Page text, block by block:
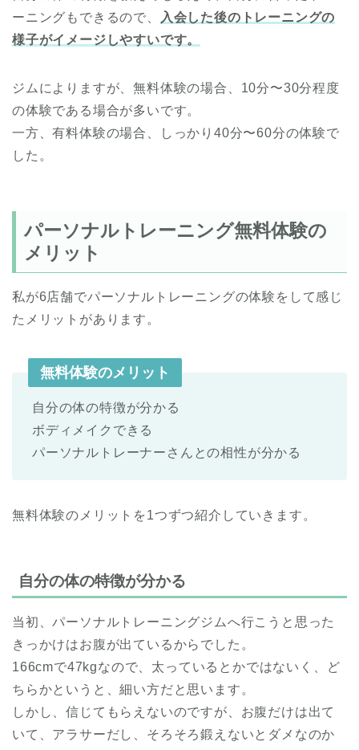
ーニングもできるので、
入会した後のトレーニングの
様子がイメージしやすいです。
ジムによりますが、無料体験の場合、10分〜30分程度
の体験である場合が多いです。
一方、有料体験の場合、しっかり40分〜60分の体験で
した。
パーソナルトレーニング無料体験の
メリット
私が6店舗でパーソナルトレーニングの体験をして感じ
たメリットがあります。
無料体験のメリット
自分の体の特徴が分かる
ボディメイクできる
パーソナルトレーナーさんとの相性が分かる
無料体験のメリットを1つずつ紹介していきます。
自分の体の特徴が分かる
当初、パーソナルトレーニングジムへ行こうと思った
きっかけはお腹が出ているからでした。
166cmで47kgなので、太っているとかではないく、ど
ちらかというと、細い方だと思います。
しかし、信じてもらえないのですが、お腹だけは出て
いて、アラサーだし、そろそろ鍛えないとダメなのか